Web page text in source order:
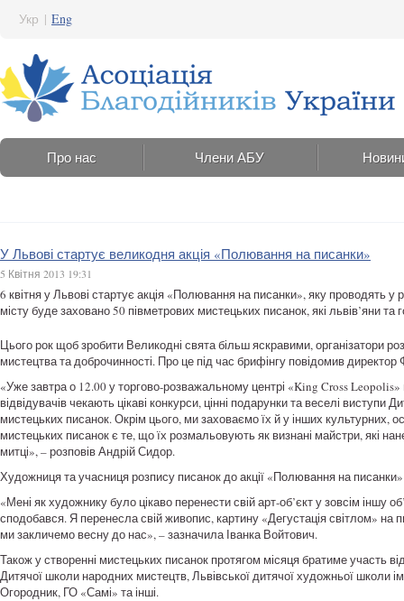
Укр | Eng
Про нас Члени АБУ
У Львові стартує великодня акція «Полювання на писанки»
5 Квітня 2013 19:31
6 квітня у Львові стартує акція «Полювання на писанки», яку проводять
місту буде заховано 50 півметрових мистецьких писанок, які львів’яни та
Цього рок щоб зробити Великодні свята більш яскравими,
мистецтва та доброчинності. Про це під час брифінгу повідомив
«Уже завтра о 12.00 у торгово-розважальному центрі «King Cross
відвідувачів чекають цікаві конкурси, цінні подарунки та веселі
мистецьких писанок. Окрім цього, ми заховаємо їх й у інших культурних,
мистецьких писанок є те, що їх розмальовують як визнані майстри, які
митці», – розповів Андрій Сидор.
Художниця та учасниця розпису писанок до акції «Полювання на
«Мені як художнику було цікаво перенести свій арт-об’єкт у зовсім
сподобався. Я перенесла свій живопис, картину «Дегустація світлом» на
ми закличемо весну до нас», – зазначила Іванка Войтович.
Також у створенні мистецьких писанок протягом місяця братиме участь
Дитячої школи народних мистецтв, Львівської дитячої художньої школи
Огородник, ГО «Самі» та інші.